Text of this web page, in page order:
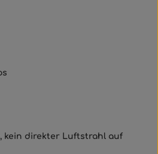
kein direkter Luftstrahl auf